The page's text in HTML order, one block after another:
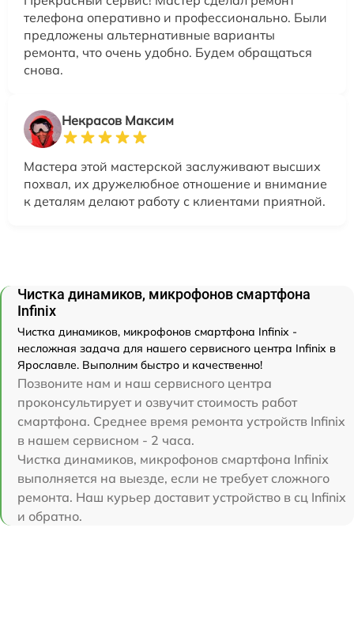
телефона оперативно и профессионально. Были
предложены альтернативные варианты
ремонта, что очень удобно. Будем обращаться
снова.
Некрасов Максим
Мастера этой мастерской заслуживают высших
похвал, их дружелюбное отношение и внимание
к деталям делают работу с клиентами приятной.
Чистка динамиков, микрофонов смартфона
Infinix
Чистка динамиков, микрофонов смартфона Infinix -
несложная задача для нашего сервисного центра Infinix в
Ярославле. Выполним быстро и качественно!
Позвоните нам и наш сервисного центра
проконсультирует и озвучит стоимость работ
смартфона. Среднее время ремонта устройств Infinix
в нашем сервисном - 2 часа.
Чистка динамиков, микрофонов смартфона Infinix
выполняется на выезде, если не требует сложного
ремонта. Наш курьер доставит устройство в сц Infinix
и обратно.